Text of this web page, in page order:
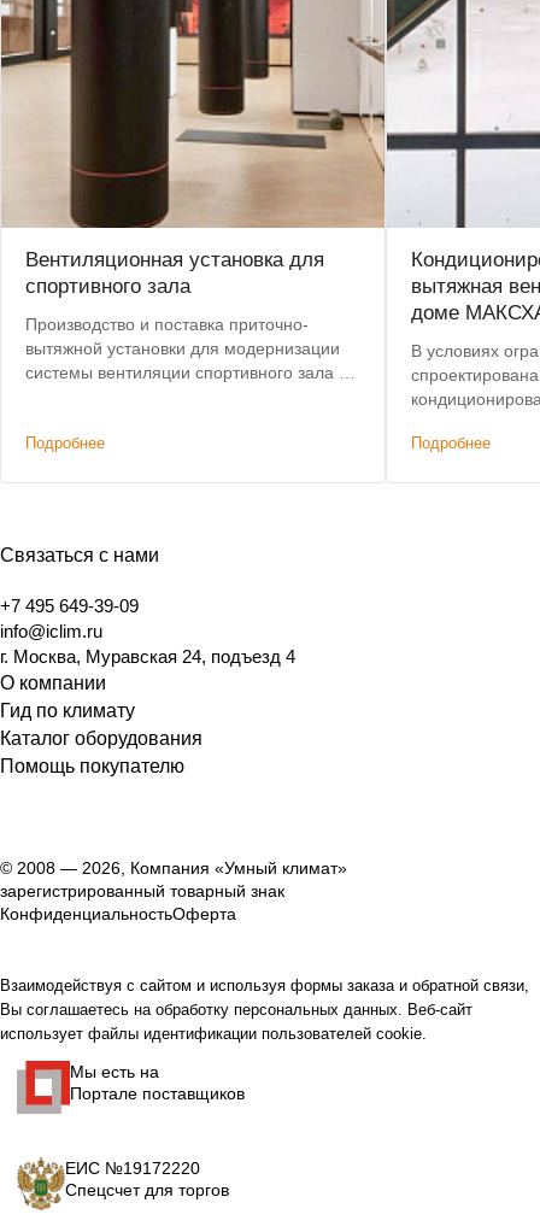
Вентиляционная установка для
спортивного зала
Производство и поставка приточно-
вытяжной установки для модернизации
системы вентиляции спортивного зала в
Подробнее
вытяжная
доме
В условиях
Подробнее
Связаться с нами
+7 495 649-39-09
info@iclim.ru
г. Москва, Муравская 24, подъезд 4
О компании
Гид по климату
Каталог оборудования
Помощь покупателю
© 2008 — 2026, Компания «Умный климат»
зарегистрированный товарный знак
КонфиденциальностьОферта
Взаимодействуя с сайтом и используя формы заказа и обратной связи,
Вы соглашаетесь на обработку персональных данных. Веб-сайт
использует файлы идентификации пользователей cookie.
Мы есть на
Портале поставщиков
ЕИС №19172220
Спецсчет для торгов